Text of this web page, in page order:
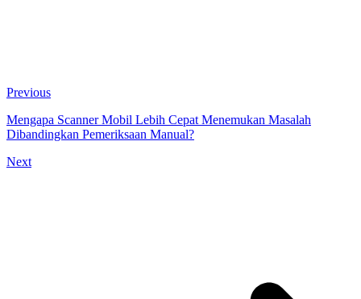
Previous
Mengapa Scanner Mobil Lebih Cepat Menemukan Masalah
Dibandingkan Pemeriksaan Manual?
Next